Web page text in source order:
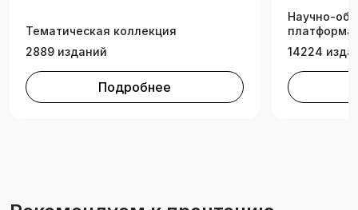
Тематическая коллекция
2889 изданий
Подробнее
Научно-
платформа
14224